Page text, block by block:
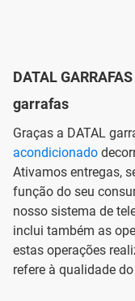
DATAL
garrafas
Graças a DATAL
acondicionado
Ativamos entregas,
função do seu
nosso sistema de
inclui também as
estas operações
refere à qualidade